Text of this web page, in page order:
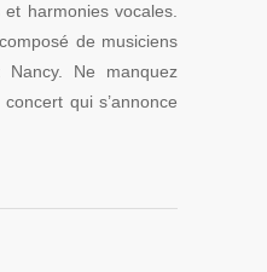
harmonies vocales.
de musiciens
Ne manquez
qui s’annonce